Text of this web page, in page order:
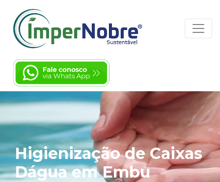
Higienização de Caixas
Dágua em Embu